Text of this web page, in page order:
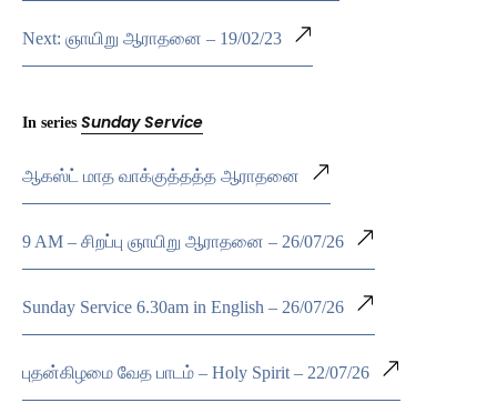
Next: ஞாயிறு ஆராதனை – 19/02/23
In series Sunday Service
ஆகஸ்ட் மாத வாக்குத்தத்த ஆராதனை
9 AM – சிறப்பு ஞாயிறு ஆராதனை – 26/07/26
Sunday Service 6.30am in English – 26/07/26
புதன்கிழமை வேத பாடம் – Holy Spirit – 22/07/26